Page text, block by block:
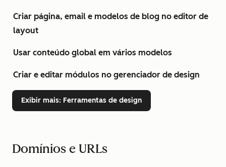
Criar página, email e modelos de blog no editor de
layout
Usar conteúdo global em vários modelos
Criar e editar módulos no gerenciador de design
Exibir mais: Ferramentas de design
Domínios e URLs